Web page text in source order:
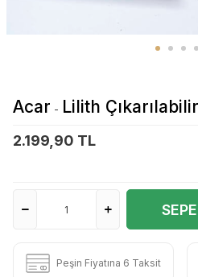
Acar - Lilith
2.199,90 TL
Peşin Fiyatına 6 Taksit